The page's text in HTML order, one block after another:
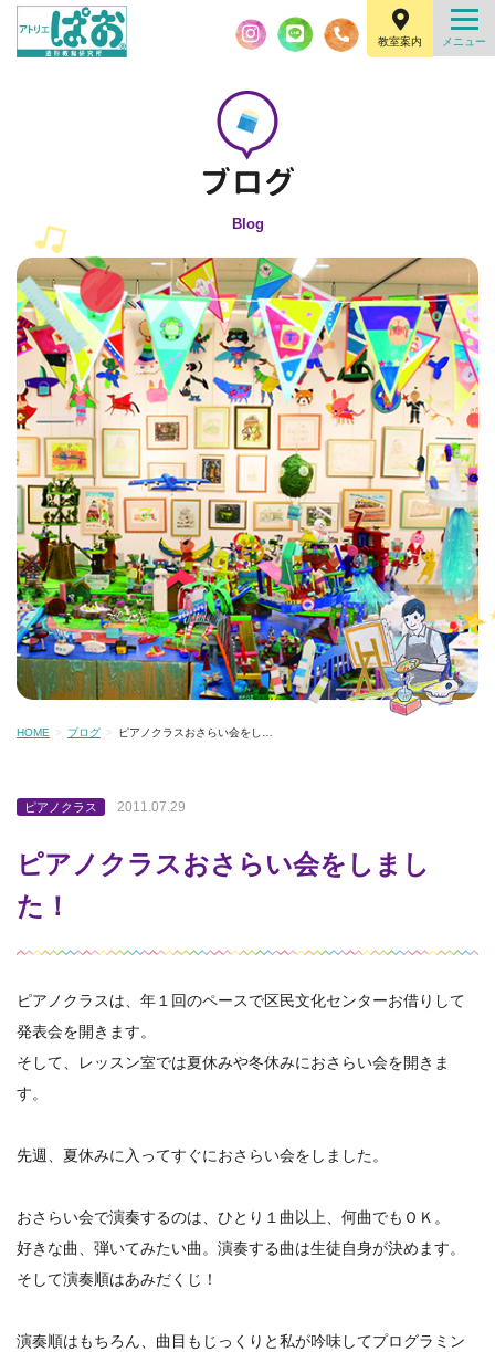
教室案内
Blog
HOME ブログ ピアノクラスおさらい会をし…
ピアノクラス 2011.07.29
ピアノクラスおさらい会をしまし
た！
ピアノクラスは、年１回のペースで区民文化センターお借りして
発表会を開きます。
そして、レッスン室では夏休みや冬休みにおさらい会を開きま
す。
先週、夏休みに入ってすぐにおさらい会をしました。
おさらい会で演奏するのは、ひとり１曲以上、何曲でもＯＫ。
好きな曲、弾いてみたい曲。演奏する曲は生徒自身が決めます。
そして演奏順はあみだくじ！
演奏順はもちろん、曲目もじっくりと私が吟味してプログラミン